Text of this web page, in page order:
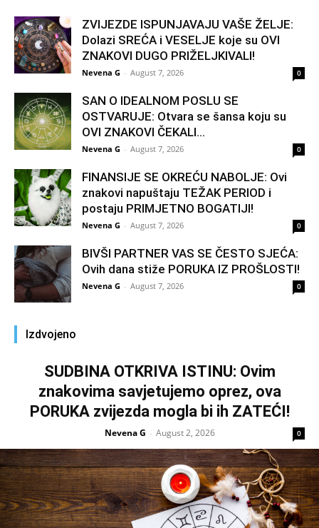
ZVIJEZDE ISPUNJAVAJU VAŠE ŽELJE:
Dolazi SREĆA i VESELJE koje su OVI
ZNAKOVI DUGO PRIŽELJKIVALI!
Nevena G - August 7, 2026 0
SAN O IDEALNOM POSLU SE
OSTVARUJE: Otvara se šansa koju su
OVI ZNAKOVI ČEKALI...
Nevena G - August 7, 2026 0
FINANSIJE SE OKREĆU NABOLJE: Ovi
znakovi napuštaju TEŽAK PERIOD i
postaju PRIMJETNO BOGATIJI!
Nevena G - August 7, 2026 0
BIVŠI PARTNER VAS SE ČESTO SJEĆA:
Ovih dana stiže PORUKA IZ PROŠLOSTI!
Nevena G - August 7, 2026 0
Izdvojeno
SUDBINA OTKRIVA ISTINU: Ovim
znakovima savjetujemo oprez, ova
PORUKA zvijezda mogla bi ih ZATEĆI!
Nevena G - August 2, 2026 0